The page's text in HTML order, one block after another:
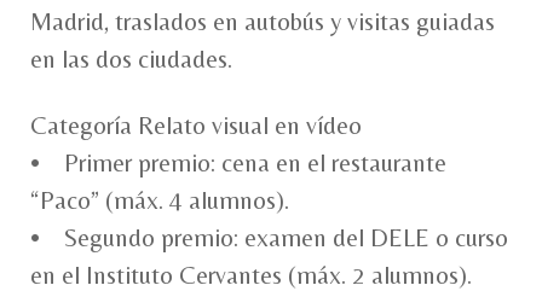
Madrid, traslados en autobús y visitas guiadas
en las dos ciudades.
Categoría Relato visual en vídeo
• Primer premio: cena en el restaurante
“Paco” (máx. 4 alumnos).
• Segundo premio: examen del DELE o curso
en el Instituto Cervantes (máx. 2 alumnos).